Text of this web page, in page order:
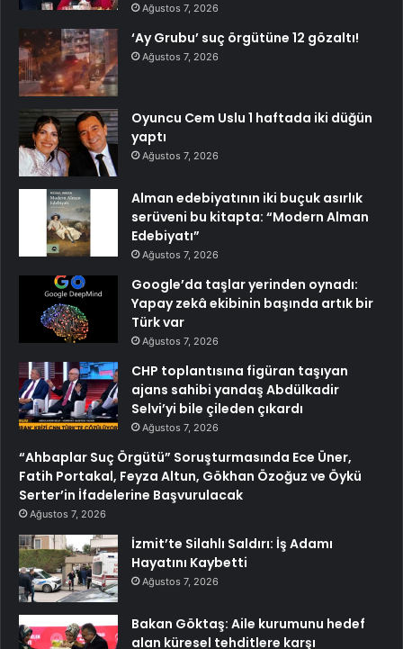
Ağustos 7, 2026
‘Ay Grubu’ suç örgütüne 12 gözaltı!
Ağustos 7, 2026
Oyuncu Cem Uslu 1 haftada iki düğün
yaptı
Ağustos 7, 2026
Alman edebiyatının iki buçuk asırlık
serüveni bu kitapta: “Modern Alman
Edebiyatı”
Ağustos 7, 2026
Google’da taşlar yerinden oynadı:
Yapay zekâ ekibinin başında artık bir
Türk var
Ağustos 7, 2026
CHP toplantısına figüran taşıyan
ajans sahibi yandaş Abdülkadir
Selvi’yi bile çileden çıkardı
Ağustos 7, 2026
“Ahbaplar Suç Örgütü” Soruşturmasında Ece Üner,
Fatih Portakal, Feyza Altun, Gökhan Özoğuz ve Öykü
Serter’in İfadelerine Başvurulacak
Ağustos 7, 2026
İzmit’te Silahlı Saldırı: İş Adamı
Hayatını Kaybetti
Ağustos 7, 2026
Bakan Göktaş: Aile kurumunu hedef
alan küresel tehditlere karşı